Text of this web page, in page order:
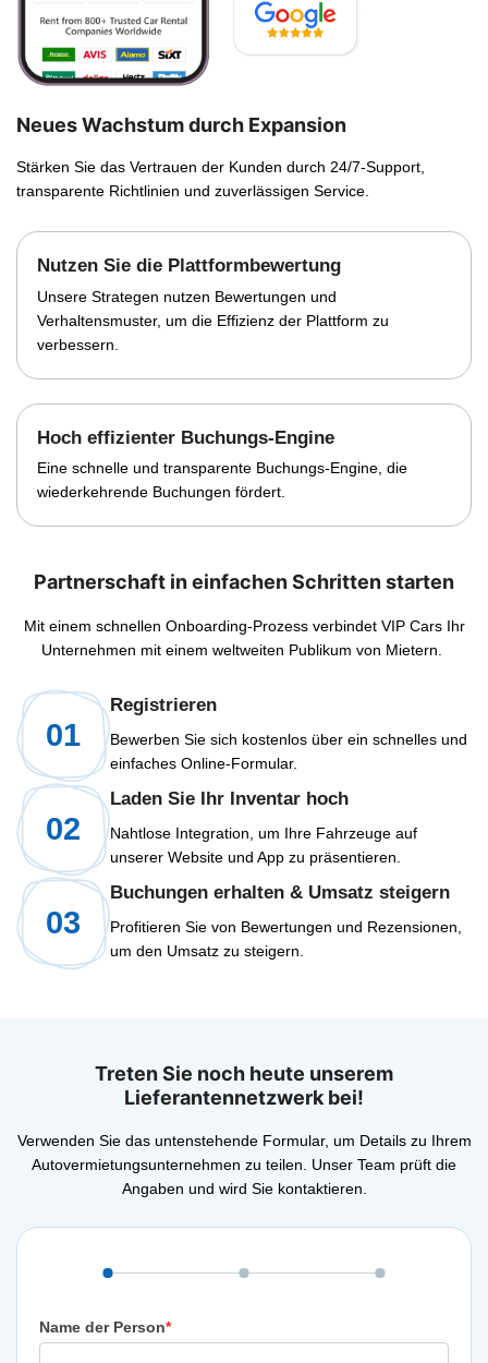
Neues Wachstum durch Expansion
Stärken Sie das Vertrauen der Kunden durch 24/7-Support,
transparente Richtlinien und zuverlässigen Service.
Nutzen Sie die Plattformbewertung
Unsere Strategen nutzen Bewertungen und
Verhaltensmuster, um die Effizienz der Plattform zu
verbessern.
Hoch effizienter Buchungs-Engine
Eine schnelle und transparente Buchungs-Engine, die
wiederkehrende Buchungen fördert.
Partnerschaft in einfachen Schritten starten
Mit einem schnellen Onboarding-Prozess verbindet VIP Cars Ihr
Unternehmen mit einem weltweiten Publikum von Mietern.
01
Registrieren
Bewerben Sie sich kostenlos über ein schnelles und
einfaches Online-Formular.
02
Laden Sie Ihr Inventar hoch
Nahtlose Integration, um Ihre Fahrzeuge auf
unserer Website und App zu präsentieren.
03
Buchungen erhalten & Umsatz steigern
Profitieren Sie von Bewertungen und Rezensionen,
um den Umsatz zu steigern.
Treten Sie noch heute unserem
Lieferantennetzwerk bei!
Verwenden Sie das untenstehende Formular, um Details zu Ihrem
Autovermietungsunternehmen zu teilen. Unser Team prüft die
Angaben und wird Sie kontaktieren.
Name der Person*